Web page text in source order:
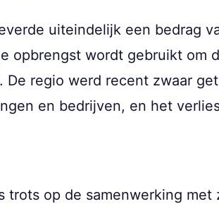
uiteindelijk een bedrag
opbrengst wordt gebruikt om
regio werd recent zwaar
en bedrijven, en het
trots op de samenwerking met